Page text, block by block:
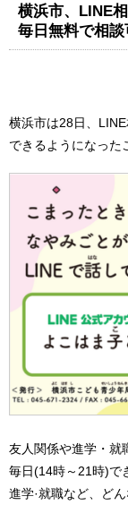
横浜市、LINE
毎日無料で相談
横浜市は28日、
できるようになった
友人関係や進学・就
毎日(14時～21時)で
進学·就職など、ど